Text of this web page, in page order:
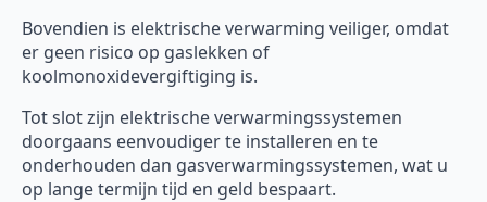
Bovendien is elektrische verwarming veiliger, omdat
er geen risico op gaslekken of
koolmonoxidevergiftiging is.
Tot slot zijn elektrische verwarmingssystemen
doorgaans eenvoudiger te installeren en te
onderhouden dan gasverwarmingssystemen, wat u
op lange termijn tijd en geld bespaart.